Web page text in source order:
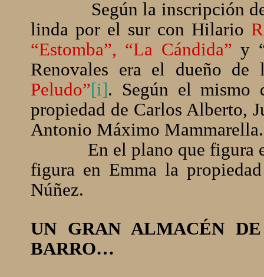
Según la inscripción
linda por el sur con Hilario
“Estomba”, “La Cándida” y
Renovales era el dueño
Peludo”[i]. Según el mismo
propiedad de Carlos Alberto,
Antonio Máximo Mammarella.
En el plano que figura
figura en Emma la
Núñez.
UN GRAN ALMACÉN
BARRO…